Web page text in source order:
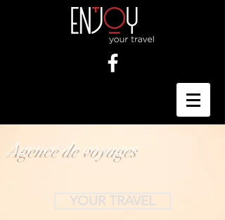
Agence de voyages
YOUR TRAVEL